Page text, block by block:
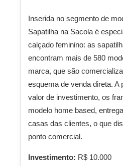
Inserida no segmento de
Sapatilha na Sacola é
calçado feminino: as
encontram mais de 580
marca, que são
esquema de venda direta. A
valor de investimento, os
modelo home based,
casas das clientes, o que
ponto comercial.
Investimento: R$ 10.000